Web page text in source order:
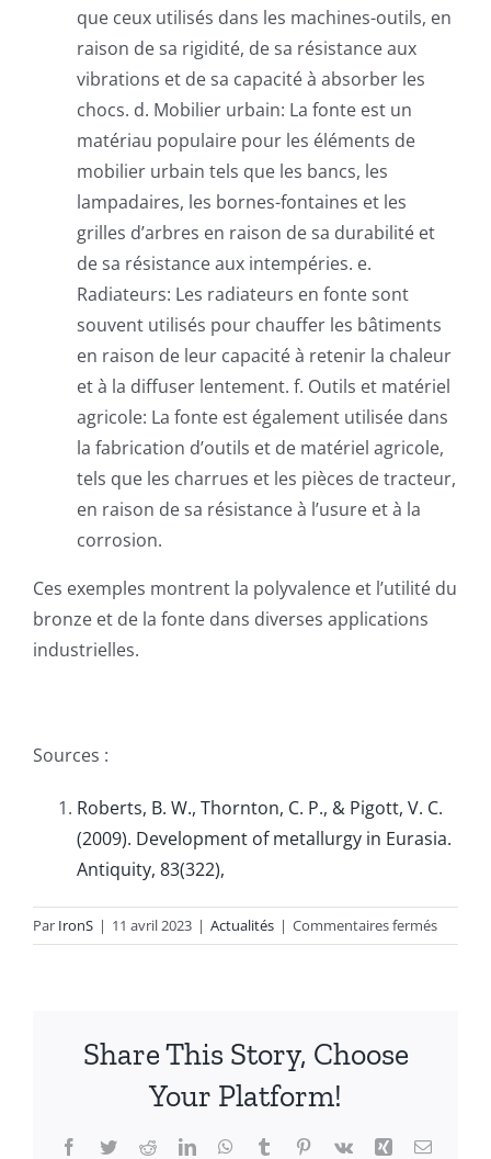
que ceux utilisés dans les machines-outils, en
raison de sa rigidité, de sa résistance aux
vibrations et de sa capacité à absorber les
chocs. d. Mobilier urbain: La fonte est un
matériau populaire pour les éléments de
mobilier urbain tels que les bancs, les
lampadaires, les bornes-fontaines et les
grilles d’arbres en raison de sa durabilité et
de sa résistance aux intempéries. e.
Radiateurs: Les radiateurs en fonte sont
souvent utilisés pour chauffer les bâtiments
en raison de leur capacité à retenir la chaleur
et à la diffuser lentement. f. Outils et matériel
agricole: La fonte est également utilisée dans
la fabrication d’outils et de matériel agricole,
tels que les charrues et les pièces de tracteur,
en raison de sa résistance à l’usure et à la
corrosion.
Ces exemples montrent la polyvalence et l’utilité du
bronze et de la fonte dans diverses applications
industrielles.
Sources :
Roberts, B. W., Thornton, C. P., & Pigott, V. C.
(2009). Development of metallurgy in Eurasia.
Antiquity, 83(322),
Par IronS | 11 avril 2023 | Actualités | Commentaires ferméssur
Share This Story, Choose
Your Platform!
Facebook
TwitterRedditLinkedInWhatsApp
TumblrPinterest
Vk Xing Email